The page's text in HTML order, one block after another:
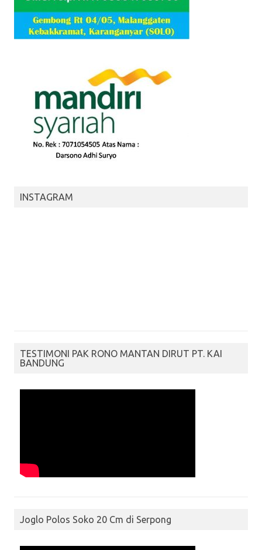
INSTAGRAM
TESTIMONI PAK RONO MANTAN DIRUT PT. KAI
BANDUNG
Joglo Polos Soko 20 Cm di Serpong